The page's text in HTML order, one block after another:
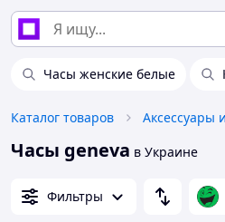
Часы женские белые
Каталог товаров Аксессуары
Часы geneva в Украине
Фильтры